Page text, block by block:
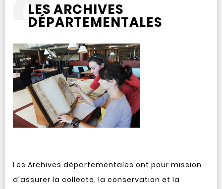
LES ARCHIVES
DÉPARTEMENTALES
Les Archives départementales ont pour mission
d'assurer la collecte, la conservation et la